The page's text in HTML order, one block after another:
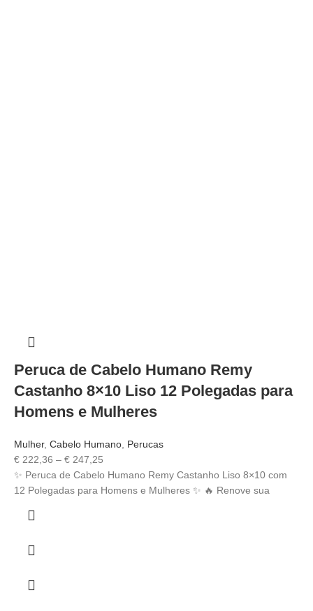
Peruca de Cabelo Humano Remy
Castanho 8×10 Liso 12 Polegadas para
Homens e Mulheres
Mulher, Cabelo Humano Perucas
€ 222,36 – € 247,25
✨ Peruca de Cabelo Humano Remy Castanho Liso 8×10 com
12 Polegadas para Homens e Mulheres ✨ 🔥 Renove sua